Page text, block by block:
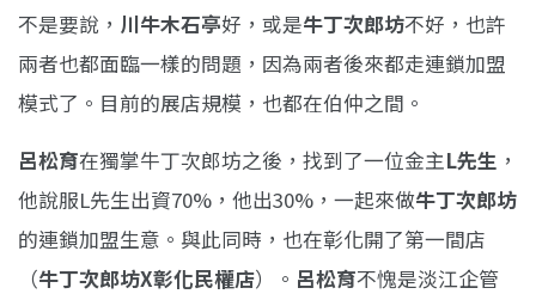
不是要說， 川牛木石亭好，或是牛丁次郎坊不好，也許
兩者也都面臨一樣的問題，因為兩者後來都走連鎖加盟
模式了。目前的展店規模，也都在伯仲之間。
呂松育在獨掌牛丁次郎坊之後，找到了一位金主L先生 ，
他說服L先生出資70%，他出30%，一起來做牛丁次郎坊
的連鎖加盟生意。與此同時，也在彰化開了第一間店
（牛丁次郎坊X彰化民權店）。 呂松育不愧是淡江企管